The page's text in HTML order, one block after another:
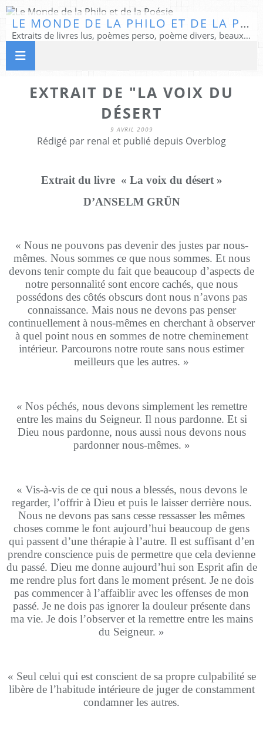
LE MONDE DE LA PHILO ET DE LA POÉSIE
Extraits de livres lus, poèmes perso, poème divers, beaux textes...
EXTRAIT DE "LA VOIX DU
DÉSERT
9 AVRIL 2009
Rédigé par renal et publié depuis Overblog
Extrait du livre « La voix du désert »
D’ANSELM GRÜN
« Nous ne pouvons pas devenir des justes par nous-
mêmes. Nous sommes ce que nous sommes. Et nous
devons tenir compte du fait que beaucoup d’aspects de
notre personnalité sont encore cachés, que nous
possédons des côtés obscurs dont nous n’avons pas
connaissance. Mais nous ne devons pas penser
continuellement à nous-mêmes en cherchant à observer
à quel point nous en sommes de notre cheminement
intérieur. Parcourons notre route sans nous estimer
meilleurs que les autres. »
« Nos péchés, nous devons simplement les remettre
entre les mains du Seigneur. Il nous pardonne. Et si
Dieu nous pardonne, nous aussi nous devons nous
pardonner nous-mêmes. »
« Vis-à-vis de ce qui nous a blessés, nous devons le
regarder, l’offrir à Dieu et puis le laisser derrière nous.
Nous ne devons pas sans cesse ressasser les mêmes
choses comme le font aujourd’hui beaucoup de gens
qui passent d’une thérapie à l’autre. Il est suffisant d’en
prendre conscience puis de permettre que cela devienne
du passé. Dieu me donne aujourd’hui son Esprit afin de
me rendre plus fort dans le moment présent. Je ne dois
pas commencer à l’affaiblir avec les offenses de mon
passé. Je ne dois pas ignorer la douleur présente dans
ma vie. Je dois l’observer et la remettre entre les mains
du Seigneur. »
« Seul celui qui est conscient de sa propre culpabilité se
libère de l’habitude intérieure de juger de constamment
condamner les autres.